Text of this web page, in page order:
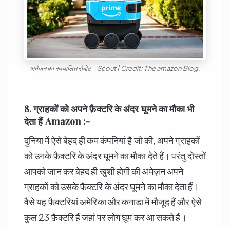
अमेज़न का स्वचालित रोबोट – Scout | Credit: The amazon Blog.
8. ग्राहकों को अपने फ़ैक्टरि के अंदर घूमने का मौका भी
देता हैंAmazon :-
दुनिया में ऐसे बेहद ही कम कंपनियां है जो की, अपने ग्राहकों
को उनके फ़ैक्टरि के अंदर घूमने का मौका देते हैं। परंतु दोस्तों
आपको जान कर बेहद ही खुशी होगी की अमेज़न अपने
ग्राहकों को उसके फ़ैक्टरि के अंदर घूमने का मौका देता हैं।
वैसे यह फ़ैक्टरियां अमेरिका और कनाडा में मौजूद हैं और ऐसे
कुल 23 फ़ैक्टरि हैं जहां पर लोग घूम कर आ सकते हैं।